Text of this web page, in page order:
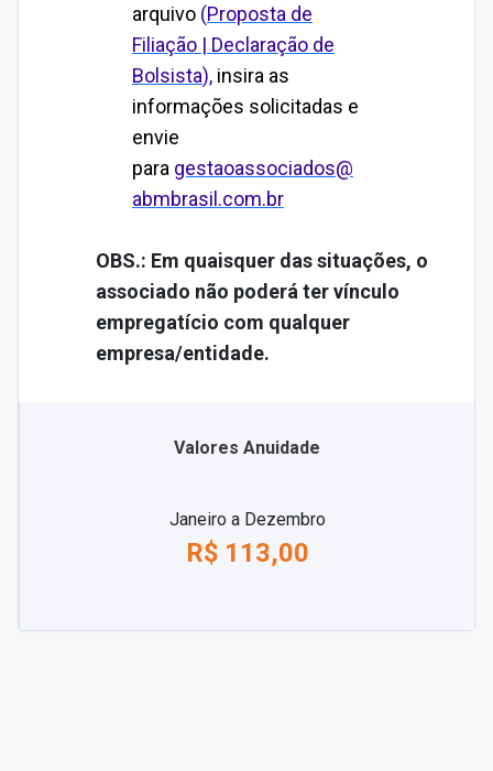
arquivo (Proposta de
Filiação | Declaração de
Bolsista), insira as
informações solicitadas e
envie
para gestaoassociados@
abmbrasil.com.br
OBS.: Em quaisquer das situações, o
associado não poderá ter vínculo
empregatício com qualquer
empresa/entidade.
Valores Anuidade
Janeiro a Dezembro
R$ 113,00